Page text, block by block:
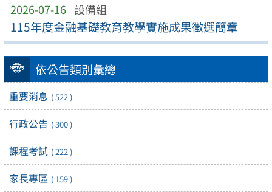
2026-07-16 設備組
115年度金融基礎教育教學實施成果徵選簡章
依公告類別彙總
重要消息 ( 522 )
行政公告 ( 300 )
課程考試 ( 222 )
家長專區 ( 159 )